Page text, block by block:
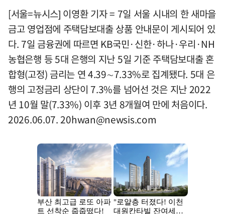
[서울=뉴시스] 이영환 기자 = 7일 서울 시내의 한 새마을
금고 영업점에 주택담보대출 상품 안내문이 게시되어 있
다. 7일 금융권에 따르면 KB국민·신한·하나·우리·NH
농협은행 등 5대 은행의 지난 5일 기준 주택담보대출 혼
합형(고정) 금리는 연 4.39∼7.33%로 집계됐다. 5대 은
행의 고정금리 상단이 7.3%를 넘어선 것은 지난 2022
년 10월 말(7.33%) 이후 3년 8개월여 만에 처음이다.
2026.06.07.20hwan@newsis.com